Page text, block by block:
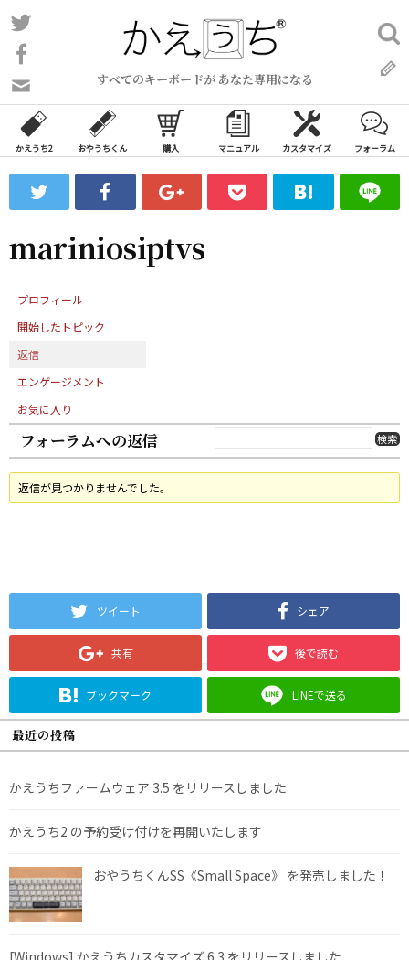
コ
ン
ン
ツ
ス
ッ
すべてのキーボードが あなた専用になる
い
合
わ
フ
ォ
ム
検
索:
かえうち2 おやうちくん 購入 マニュアル カスタマイズ フォーラム
mariniosiptvs
プロフィール
開始したトピック
返信
エンゲージメント
お気に入り
フォーラムへの返信
返信が見つかりませんでした。
ツイート シェア
共有 後で読む
ブックマーク LINEで送る
最近の投稿
かえうちファームウェア 3.5 をリリースしました
かえうち2 の予約受け付けを再開いたします
おやうちくんSS《Small Space》 を発売しました！
[Windows] かえうちカスタマイズ 6.3 をリリースしました